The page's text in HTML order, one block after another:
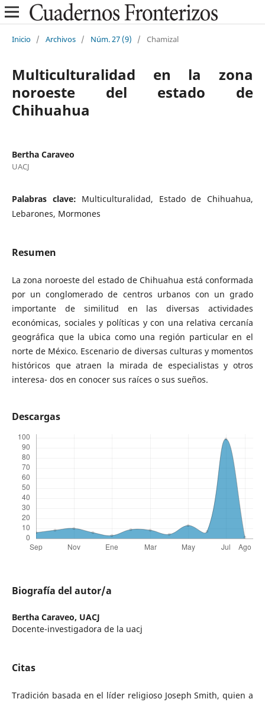
Inicio / Archivos / Núm. 27 (9) / Chamizal
Multiculturalidad en la zona
noroeste del estado de
Chihuahua
Bertha Caraveo
UACJ
Palabras clave: Multiculturalidad, Estado de Chihuahua,
Lebarones, Mormones
Resumen
La zona noroeste del estado de Chihuahua está conformada
por un conglomerado de centros urbanos con un grado
importante de similitud en las diversas actividades
económicas, sociales y políticas y con una relativa cercanía
geográfica que la ubica como una región particular en el
norte de México. Escenario de diversas culturas y momentos
históricos que atraen la mirada de especialistas y otros
interesa- dos en conocer sus raíces o sus sueños.
Descargas
Biografía del autor/a
Bertha Caraveo, UACJ
Docente-investigadora de la uacj
Citas
Tradición basada en el líder religioso Joseph Smith, quien a